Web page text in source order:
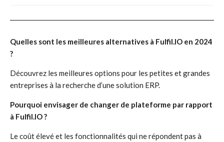
Quelles sont les meilleures alternatives à Fulfil.IO en 2024
?
Découvrez les meilleures options pour les petites et grandes
entreprises à la recherche d’une solution ERP.
Pourquoi envisager de changer de plateforme par rapport
à Fulfil.IO ?
Le coût élevé et les fonctionnalités qui ne répondent pas à